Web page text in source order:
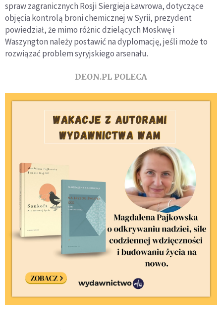
spraw zagranicznych Rosji Siergieja Ławrowa, dotyczące
objęcia kontrolą broni chemicznej w Syrii, prezydent
powiedział, że mimo różnic dzielących Moskwę i
Waszyngton należy postawić na dyplomację, jeśli może to
rozwiązać problem syryjskiego arsenału.
DEON.PL POLECA